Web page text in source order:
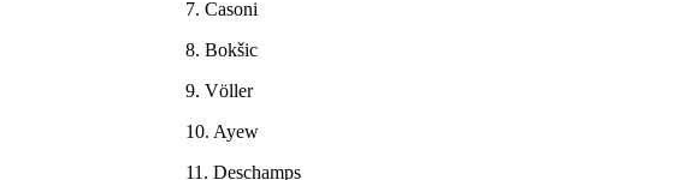
7. Casoni
8. Bokšic
9. Völler
10. Ayew
11. Deschamps